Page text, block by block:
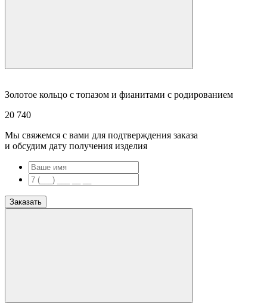
Золотое кольцо с топазом и фианитами с родированием
20 740
Мы свяжемся с вами для подтверждения заказа
и обсудим дату получения изделия
Заказать